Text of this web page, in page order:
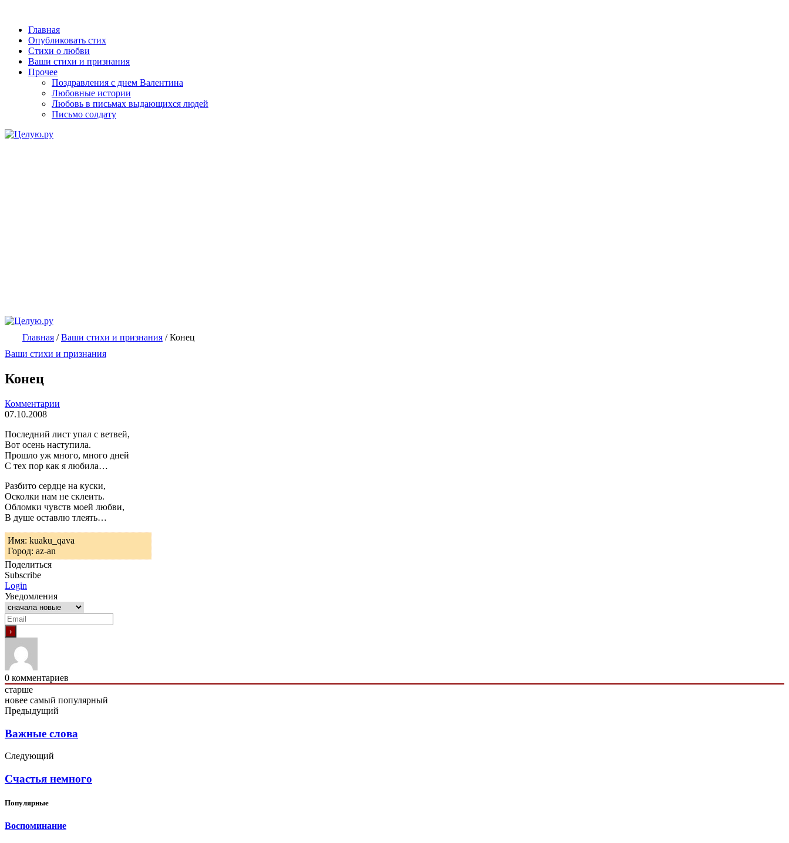
Главная
Опубликовать стих
Стихи о любви
Ваши стихи и признания
Прочее
Поздравления с днем Валентина
Любовные истории
Любовь в письмах выдающихся людей
Письмо солдату
Главная /Ваши стихи и признания /Конец
Ваши стихи и признания
Конец
Комментарии
07.10.2008
Последний лист упал с ветвей,
Вот осень наступила.
Прошло уж много, много дней
С тех пор как я любила…
Разбито сердце на куски,
Осколки нам не склеить.
Обломки чувств моей любви,
В душе оставлю тлеять…
Имя: kuaku_qava
Город: az-an
Поделиться
Subscribe
Login
Уведомления
0 комментариев
старше
новее самый популярный
Предыдущий
Важные слова
Следующий
Счастья немного
Популярные
Воспоминание